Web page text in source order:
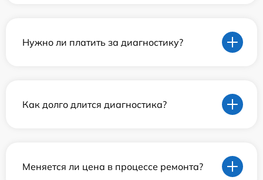
Нужно ли платить за диагностику?
Как долго длится диагностика?
Меняется ли цена в процессе ремонта?